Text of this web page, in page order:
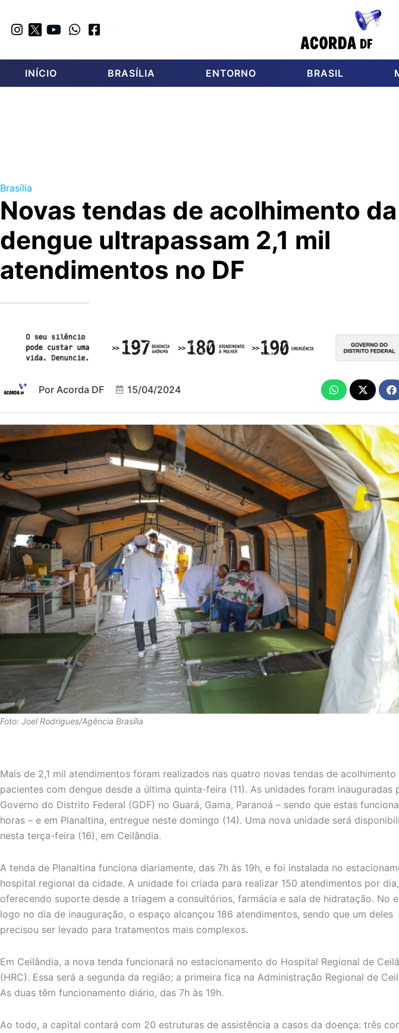
INÍCIO BRASÍLIA ENTORNO BRASIL
Brasília
Novas tendas de acolhimento da
dengue ultrapassam 2,1 mil
atendimentos no DF
Por Acorda DF 15/04/2024
Foto: Joel Rodrigues/Agência Brasília
Mais de 2,1 mil atendimentos foram realizados nas quatro novas tendas de acolhimento
pacientes com dengue desde a última quinta-feira (11). As unidades foram inauguradas
Governo do Distrito Federal (GDF) no Guará, Gama, Paranoá – sendo que estas
horas – e em Planaltina, entregue neste domingo (14). Uma nova unidade será
nesta terça-feira (16), em Ceilândia.
A tenda de Planaltina funciona diariamente, das 7h às 19h, e foi instalada no
hospital regional da cidade. A unidade foi criada para realizar 150 atendimentos por dia,
oferecendo suporte desde a triagem a consultórios, farmácia e sala de hidratação. No
logo no dia de inauguração, o espaço alcançou 186 atendimentos, sendo que um deles
precisou ser levado para tratamentos mais complexos.
Em Ceilândia, a nova tenda funcionará no estacionamento do Hospital Regional de
(HRC). Essa será a segunda da região; a primeira fica na Administração Regional de
As duas têm funcionamento diário, das 7h às 19h.
Ao todo, a capital contará com 20 estruturas de assistência a casos da doença: três